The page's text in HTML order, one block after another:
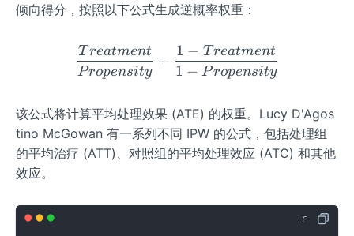
倾向得分，按照以下公式生成逆概率权重：
Propensity
Treatment
+
1 − Propensity
1 − T reatment
该公式将计算平均处理效果 (ATE) 的权重。Lucy D'Agos
tino McGowan 有一系列不同 IPW 的公式，包括处理组
的平均治疗 (ATT)、对照组的平均处理效应 (ATC) 和其他
效应。